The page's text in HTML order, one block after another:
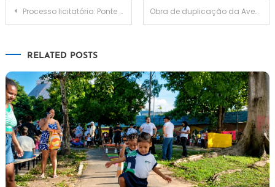
Navegação
Processo licitatório: Ponte dos Santos Mártires vai facilitar a mobilidade urbana Obra de duplicação da Avenida Cuiabá tem licitação marcada para o dia 23 de maio
RELATED POSTS